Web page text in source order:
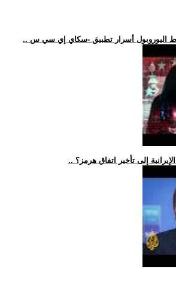
اليوروبول أسرار تطبيق -سكاي إي سي س
إلى تأخير اتفاق هرمز؟